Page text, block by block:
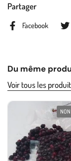
Partager
Facebook
Du même
Voir tous les